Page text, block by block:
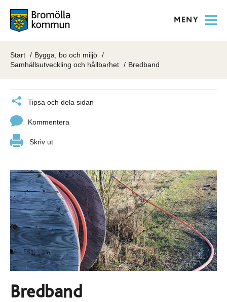
MENY
Start
Bygga, bo och miljö
Samhällsutveckling och hållbarhet
Bredband
Tipsa och dela sidan
Kommentera
Skriv ut
Bredband